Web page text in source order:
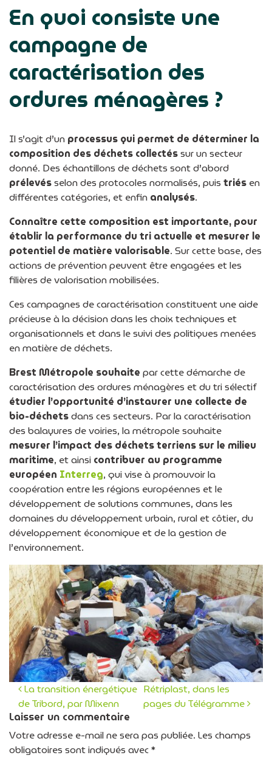
En quoi consiste une
campagne de
caractérisation des
ordures ménagères ?
Il s’agit d’un processus qui permet de déterminer la
composition des déchets collectéssur un secteur
donné. Des échantillons de déchets sont d’abord
prélevésselon des protocoles normalisés, puis triés en
différentes catégories, et enfin analysés.
Connaître cette composition est importante, pour
établir la performance du tri actuelle et mesurer le
potentiel de matière valorisable. Sur cette base, des
actions de prévention peuvent être engagées et les
filières de valorisation mobilisées.
Ces campagnes de caractérisation constituent une aide
précieuse à la décision dans les choix techniques et
organisationnels et dans le suivi des politiques menées
en matière de déchets.
Brest Métropole souhaite par cette démarche de
caractérisation des ordures ménagères et du tri sélectif
étudier l’opportunité d’instaurer une collecte de
bio-déchetsdans ces secteurs. Par la caractérisation
des balayures de voiries, la métropole souhaite
mesurer l’impact des déchets terriens sur le milieu
maritime, et ainsi contribuer au programme
européen Interreg, qui vise à promouvoir la
coopération entre les régions européennes et le
développement de solutions communes, dans les
domaines du développement urbain, rural et côtier, du
développement économique et de la gestion de
l’environnement.
Navigation des articles
La transition énergétique
de Tribord, par Mixenn
Rétriplast, dans les
pages du Télégramme
Laisser un commentaire
Votre adresse e-mail ne sera pas publiée. Les champs
obligatoires sont indiqués avec*